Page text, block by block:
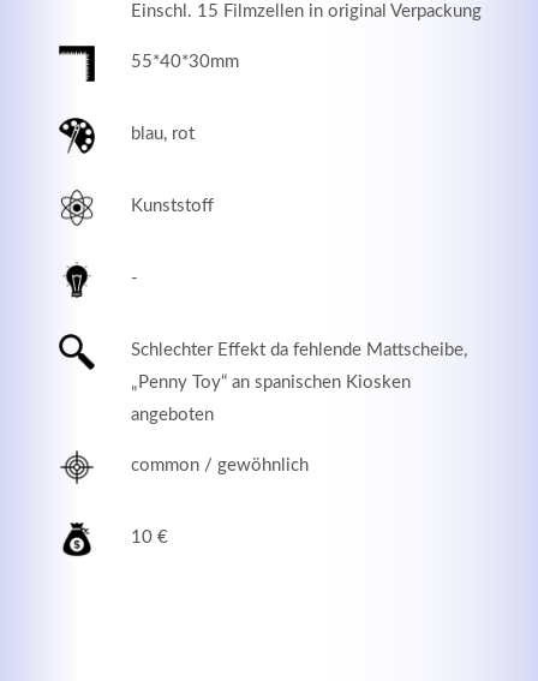
Einschl. 15 Filmzellen in original Verpackung
55*40*30mm
blau, rot
Kunststoff
-
Schlechter Effekt da fehlende Mattscheibe,
„Penny Toy“ an spanischen Kiosken
angeboten
common / gewöhnlich
10 €
elit. Aenean commodo ligula eget dolor.